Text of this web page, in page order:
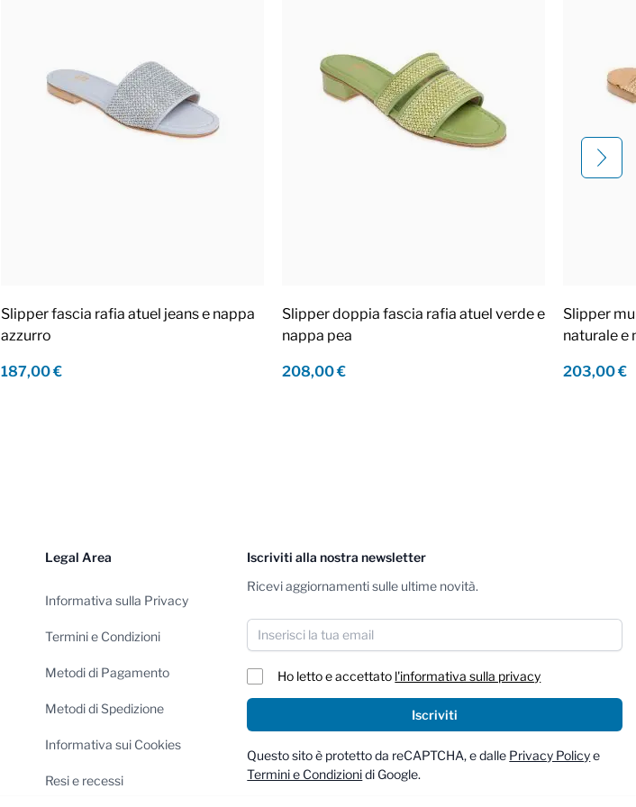
Slipper fascia rafia atuel jeans e nappa
azzurro
187,00 €
Slipper doppia fascia rafia atuel verde e
nappa pea
208,00 €
Slipper
naturale e
203,00 €
Legal Area
Informativa sulla Privacy
Termini e Condizioni
Metodi di Pagamento
Metodi di Spedizione
Informativa sui Cookies
Resi e recessi
Iscriviti alla nostra newsletter
Ricevi aggiornamenti sulle ultime novità.
Indirizzo email
Ho letto e accettato l'informativa sulla privacy
Iscriviti
Questo sito è protetto da reCAPTCHA, e dalle Privacy Policye
Termini e Condizionidi Google.